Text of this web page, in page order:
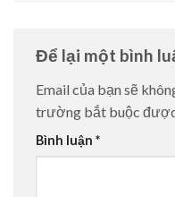
Để lại một bình
Email của bạn sẽ
trường bắt buộc được
Bình luận *